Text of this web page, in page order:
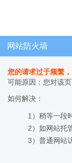
网站防火墙
您的请求过于频繁
可能原因：您对该
如何解决：
1）稍等一段
2）如网站托
3）普通网站